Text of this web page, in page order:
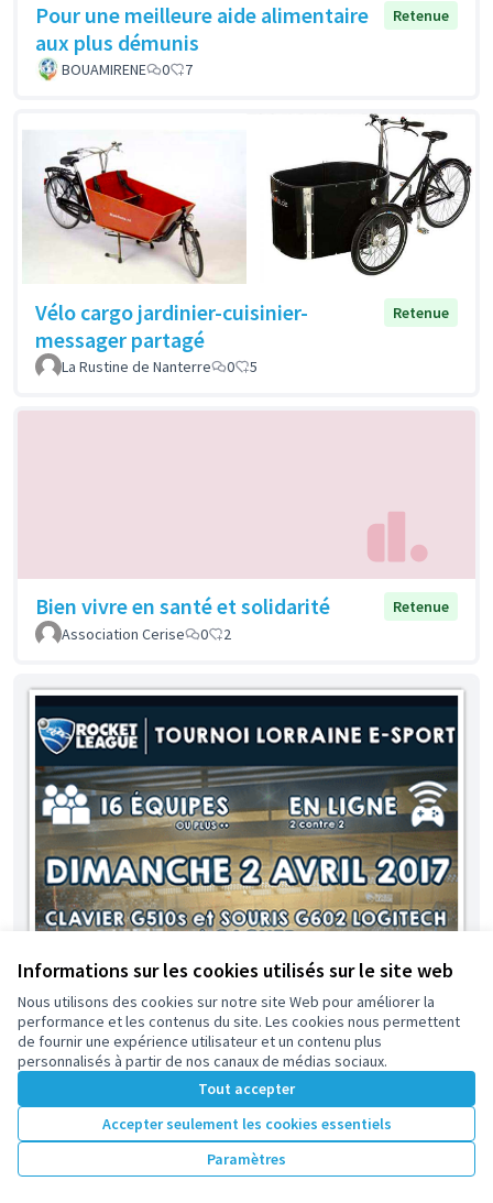
Informations sur les cookies utilisés sur le site web
Nous utilisons des cookies sur notre site Web pour améliorer la
performance et les contenus du site. Les cookies nous permettent
de fournir une expérience utilisateur et un contenu plus
personnalisés à partir de nos canaux de médias sociaux.
Tout accepter
Accepter seulement les cookies essentiels
Paramètres
Pour une meilleure aide alimentaire
aux plus démunis
Retenue
BOUAMIRENE 0 7
Vélo cargo jardinier-cuisinier-
messager partagé
Retenue
La Rustine de Nanterre 0 5
Bien vivre en santé et solidarité
Retenue
Association Cerise
0 2